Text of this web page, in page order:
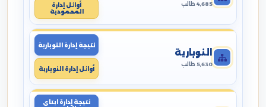
4,685 طالب
أوائل إدارة
المحمودية
النوبارية
5,630 طالب
نتيجة إدارة النوبارية
أوائل إدارة النوبارية
نتيجة إدارة ايتاى